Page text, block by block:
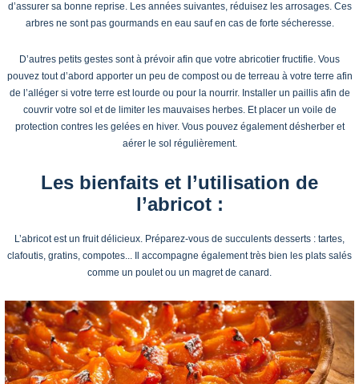
d’assurer sa bonne reprise. Les années suivantes, réduisez les arrosages. Ces
arbres ne sont pas gourmands en eau sauf en cas de forte sécheresse.
D’autres petits gestes sont à prévoir afin que votre abricotier fructifie. Vous
pouvez tout d’abord apporter un peu de compost ou de terreau à votre terre afin
de l’alléger si votre terre est lourde ou pour la nourrir. Installer un paillis afin de
couvrir votre sol et de limiter les mauvaises herbes. Et placer un voile de
protection contres les gelées en hiver. Vous pouvez également désherber et
aérer le sol régulièrement.
Les bienfaits et l’utilisation de
l’abricot :
L’abricot est un fruit délicieux. Préparez-vous de succulents desserts : tartes,
clafoutis, gratins, compotes... Il accompagne également très bien les plats salés
comme un poulet ou un magret de canard.